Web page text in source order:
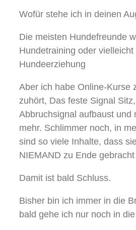
Wofür stehe ich in deinen
Die meisten Hundefreunde
Hundetraining oder vielleicht
Hundeerziehung
Aber ich habe Online-Kurse
zuhört, Das feste Signal
Abbruchsignal aufbaust und
mehr. Schlimmer noch, in
sind so viele Inhalte, dass
NIEMAND zu Ende
Damit ist bald Schluss.
Bisher bin ich immer in die
bald gehe ich nur noch in